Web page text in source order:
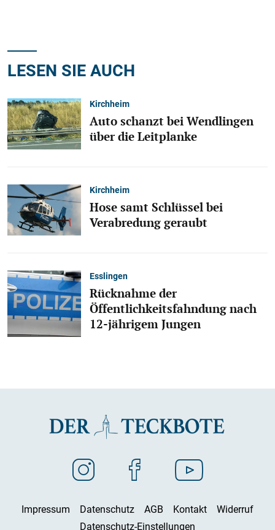
LESEN SIE AUCH
Kirchheim
Auto schanzt bei Wendlingen
über die Leitplanke
Kirchheim
Hose samt Schlüssel bei
Verabredung geraubt
Esslingen
Rücknahme der
Öffentlichkeitsfahndung nach
12-jährigem Jungen
Impressum Datenschutz AGB Kontakt
Widerruf
Datenschutz-Einstellungen